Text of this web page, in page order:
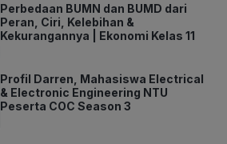
Perbedaan BUMN dan BUMD dari
Peran, Ciri, Kelebihan &
Kekurangannya | Ekonomi Kelas 11
Profil Darren, Mahasiswa Electrical
& Electronic Engineering NTU
Peserta COC Season 3